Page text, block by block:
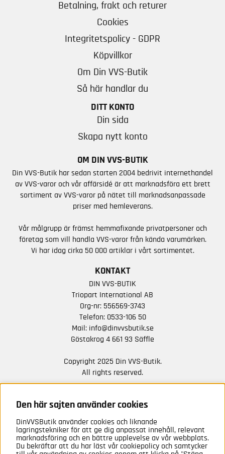
Betalning, frakt och returer
Cookies
Integritetspolicy - GDPR
Köpvillkor
Om Din VVS-Butik
Så här handlar du
DITT KONTO
Din sida
Skapa nytt konto
OM DIN VVS-BUTIK
Din VVS-Butik har sedan starten 2004 bedrivit internethandel
av VVS-varor och vår affärsidé är att marknadsföra ett brett
sortiment av VVS-varor på nätet till marknadsanpassade
priser med hemleverans.
Vår målgrupp är främst hemmafixande privatpersoner och
företag som vill handla VVS-varor från kända varumärken.
Vi har idag cirka 50 000 artiklar i vårt sortimentet.
KONTAKT
DIN VVS-BUTIK
Triopart International AB
Org-nr: 556569-3743
Telefon: 0533-106 50
Mail: info@dinvvsbutik.se
Göstakrog 4 661 93 Säffle
Copyright 2025 Din VVS-Butik.
All rights reserved.
NYHETER FRÅN OSS
Anmäl mig
Den här sajten använder cookies
DinVVSButik använder cookies och liknande
lagringstekniker för att ge dig anpassat innehåll, relevant
marknadsföring och en bättre upplevelse av vår webbplats.
Du bekräftar att du har läst vår cookiepolicy och samtycker